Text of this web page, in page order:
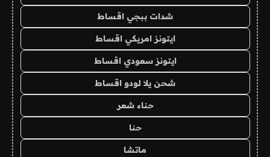
شدات ببجي اقساط
ايتونز امريكي اقساط
ايتونز سعودي اقساط
شحن يلا لودو اقساط
حناء شعر
حنا
ماتشا